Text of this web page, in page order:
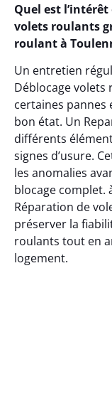
Quel est
volets roulants
roulant à
Un entretien
Déblocage
certaines pannes
bon état. Un
différents
signes d’usure.
les anomalies
blocage complet.
Réparation de
préserver la
roulants tout en
logement.